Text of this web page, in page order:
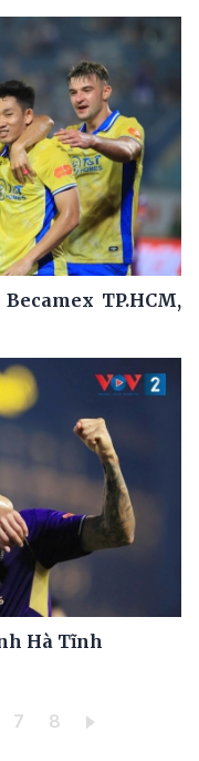
TP.HCM,
Hà Tĩnh
Trang
7 Trang
8